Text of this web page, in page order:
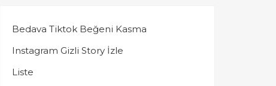
Bedava Tiktok Beğeni Kasma
Instagram Gizli Story İzle
Liste